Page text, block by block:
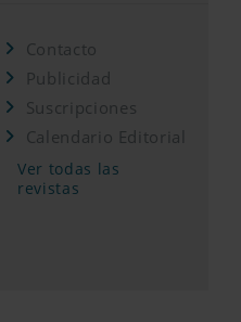
Contacto
Publicidad
Suscripciones
Calendario Editorial
Ver todas las
revistas